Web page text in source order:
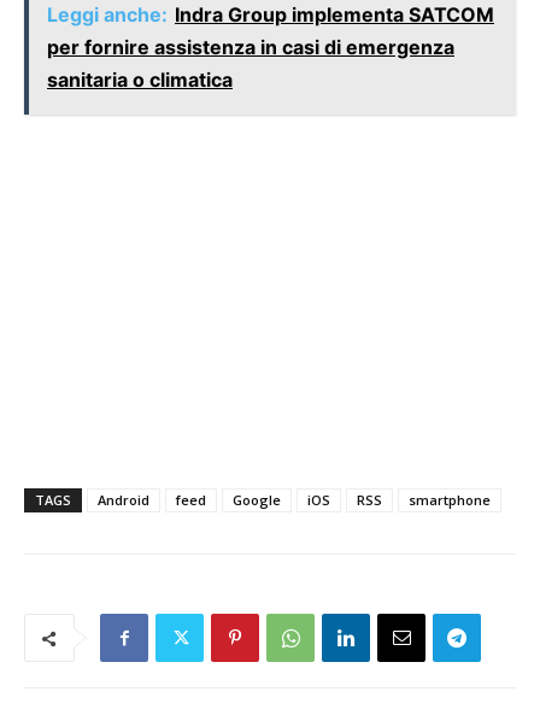
Leggi anche: Indra Group implementa SATCOM
per fornire assistenza in casi di emergenza
sanitaria o climatica
TAGS Android feed Google iOS RSS smartphone